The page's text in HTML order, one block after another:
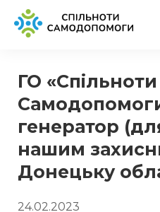
ГО «Спільноти
генератор
нашим
Донецьку
24.02.2023